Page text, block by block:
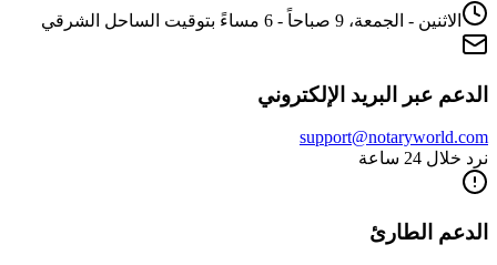
الاثنين - الجمعة، 9 صباحاً - 6 مساءً بتوقيت الساحل الشرقي
الدعم عبر البريد الإلكتروني
support@notaryworld.com
نرد خلال 24 ساعة
الدعم الطارئ